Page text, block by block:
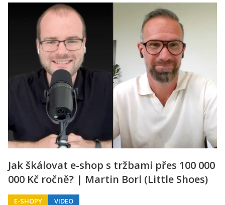
Jak škálovat e-shop s tržbami přes 100 000
000 Kč ročně? | Martin Borl (Little Shoes)
E-SHOPY VIDEO